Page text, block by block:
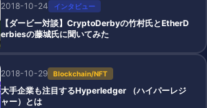
2018-10-24 インタビュー
【ダービー対談】CryptoDerbyの竹村氏とEtherD
erbiesの藤城氏に聞いてみた
2018-10-29 Blockchain/NFT
大手企業も注目するHyperledger （ハイパーレジ
ャー）とは